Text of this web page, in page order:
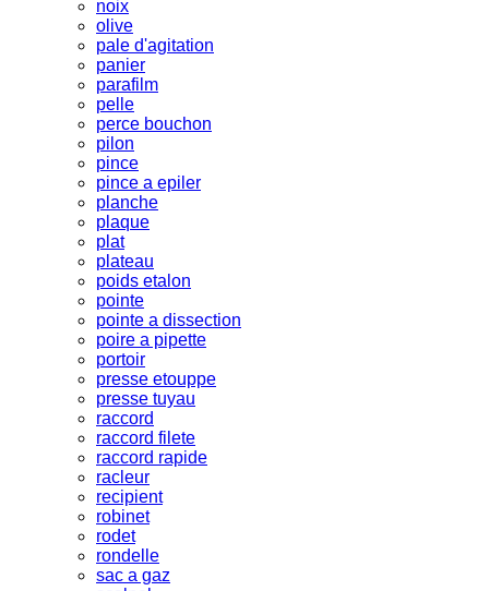
noix
olive
pale d'agitation
panier
parafilm
pelle
perce bouchon
pilon
pince
pince a epiler
planche
plaque
plat
plateau
poids etalon
pointe
pointe a dissection
poire a pipette
portoir
presse etouppe
presse tuyau
raccord
raccord filete
raccord rapide
racleur
recipient
robinet
rodet
rondelle
sac a gaz